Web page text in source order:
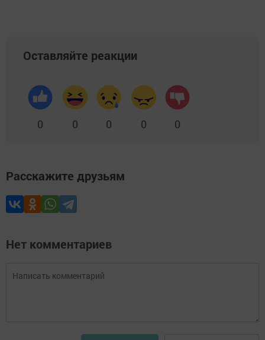
Оставляйте реакции
0 0 0 0 0
Расскажите друзьям
Нет комментариев